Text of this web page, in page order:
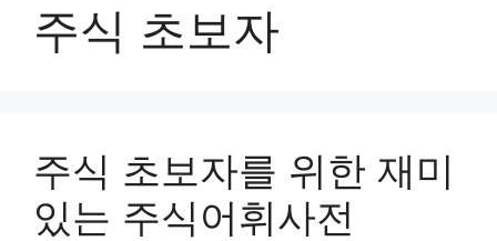
주식 초보자
주식 초보자를 위한 재미
있는 주식어휘사전